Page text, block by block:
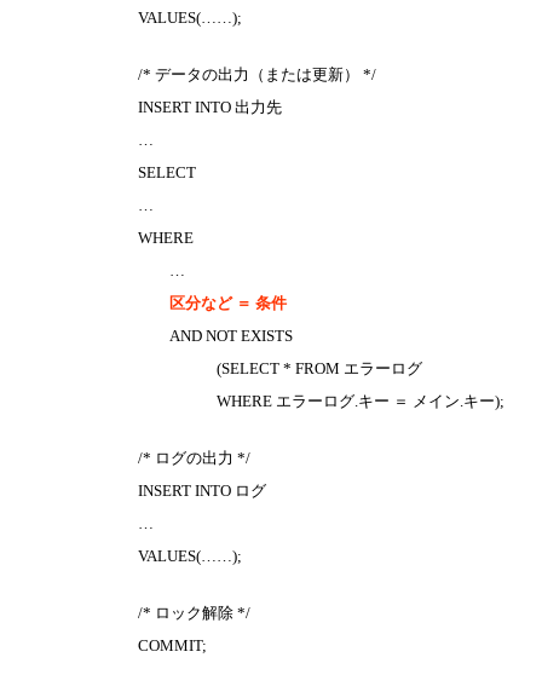
VALUES(……);
/* データの出力（または更新） */
INSERT INTO 出力先
…
SELECT
…
WHERE
…
区分など ＝ 条件
AND NOT EXISTS
(SELECT * FROM エラーログ
WHERE エラーログ.キー ＝ メイン.キー);
/* ログの出力 */
INSERT INTO ログ
…
VALUES(……);
/* ロック解除 */
COMMIT;